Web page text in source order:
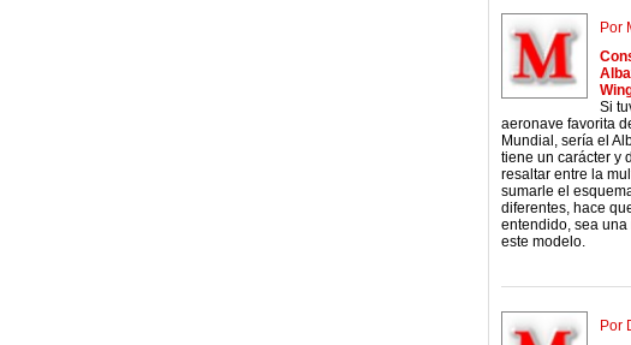
Por
Si
aeronave favorita
Mundial, sería el
tiene un carácter y
resaltar entre la
sumarle el
diferentes, hace
entendido, sea
este modelo.
Por